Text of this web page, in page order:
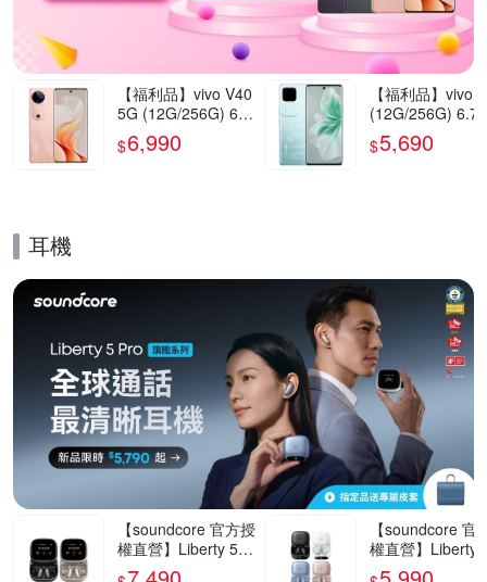
【福利品】vivo V40
5G (12G/256G) 6.7
8吋智慧型手機(9成
新)
$6,990
【福利品】vivo
(12G/256G)
5G智慧型手機(9
新)
$5,690
耳機
【soundcore 官方授
權直營】Liberty 5 P
ro Max AI降噪真無
【soundcore 官
權直營】Liberty
ro AI降噪真無線